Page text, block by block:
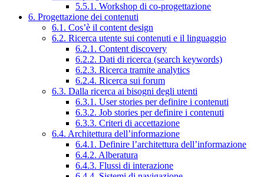
5.5.1. Workshop di co-progettazione
6. Progettazione dei contenuti
6.1. Cos’è il content design
6.2. Ricerca utente sui contenuti e il linguaggio
6.2.1. Content discovery
6.2.2. Dati di ricerca (search keywords)
6.2.3. Ricerca tramite analytics
6.2.4. Ricerca sui forum
6.3. Dalla ricerca ai bisogni degli utenti
6.3.1. User stories per definire i contenuti
6.3.2. Job stories per definire i contenuti
6.3.3. Criteri di accettazione
6.4. Architettura dell’informazione
6.4.1. Definire l’architettura dell’informazione
6.4.2. Alberatura
6.4.3. Flussi di interazione